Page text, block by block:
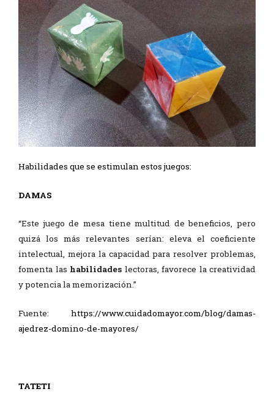
Habilidades que se estimulan estos juegos:
DAMAS
“Este juego de mesa tiene multitud de beneficios, pero
quizá los más relevantes serían: eleva el coeficiente
intelectual, mejora la capacidad para resolver problemas,
fomenta las habilidades lectoras, favorece la creatividad
y potencia la memorización.”
Fuente: https://www.cuidadomayor.com/blog/damas-
ajedrez-domino-de-mayores/
TATETI